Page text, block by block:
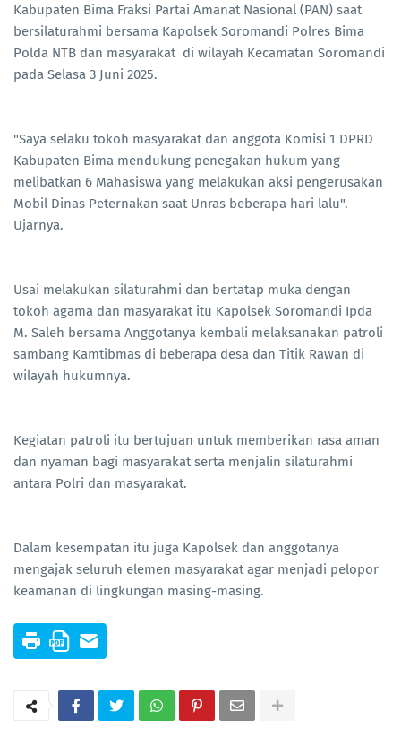
Kabupaten Bima Fraksi Partai Amanat Nasional (PAN) saat
bersilaturahmi bersama Kapolsek Soromandi Polres Bima
Polda NTB dan masyarakat di wilayah Kecamatan Soromandi
pada Selasa 3 Juni 2025.
"Saya selaku tokoh masyarakat dan anggota Komisi 1 DPRD
Kabupaten Bima mendukung penegakan hukum yang
melibatkan 6 Mahasiswa yang melakukan aksi pengerusakan
Mobil Dinas Peternakan saat Unras beberapa hari lalu".
Ujarnya.
Usai melakukan silaturahmi dan bertatap muka dengan
tokoh agama dan masyarakat itu Kapolsek Soromandi Ipda
M. Saleh bersama Anggotanya kembali melaksanakan patroli
sambang Kamtibmas di beberapa desa dan Titik Rawan di
wilayah hukumnya.
Kegiatan patroli itu bertujuan untuk memberikan rasa aman
dan nyaman bagi masyarakat serta menjalin silaturahmi
antara Polri dan masyarakat.
Dalam kesempatan itu juga Kapolsek dan anggotanya
mengajak seluruh elemen masyarakat agar menjadi pelopor
keamanan di lingkungan masing-masing.